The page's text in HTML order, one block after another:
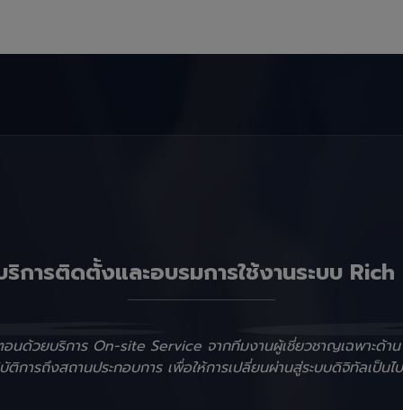
ริการติดตั้งและอบรมการใช้งานระบบ Rich
อนด้วยบริการ On-site Service จากทีมงานผู้เชี่ยวชาญเฉพาะด้า
การถึงสถานประกอบการ เพื่อให้การเปลี่ยนผ่านสู่ระบบดิจิทัลเป็นไ